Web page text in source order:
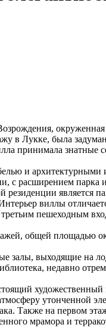
в Лукке, была
принимала знатные
и
с расширением парка
является
виллы
пешеходным
общей площадью
залы, выходящие на
недавно
утонченной
Также на первом
мрамора и